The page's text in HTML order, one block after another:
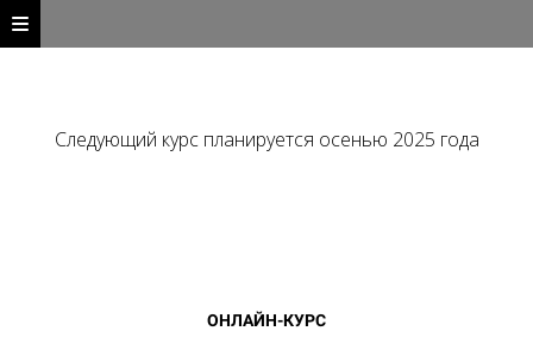
Следующий курс планируется осенью 2025 года
ОНЛАЙН-КУРС